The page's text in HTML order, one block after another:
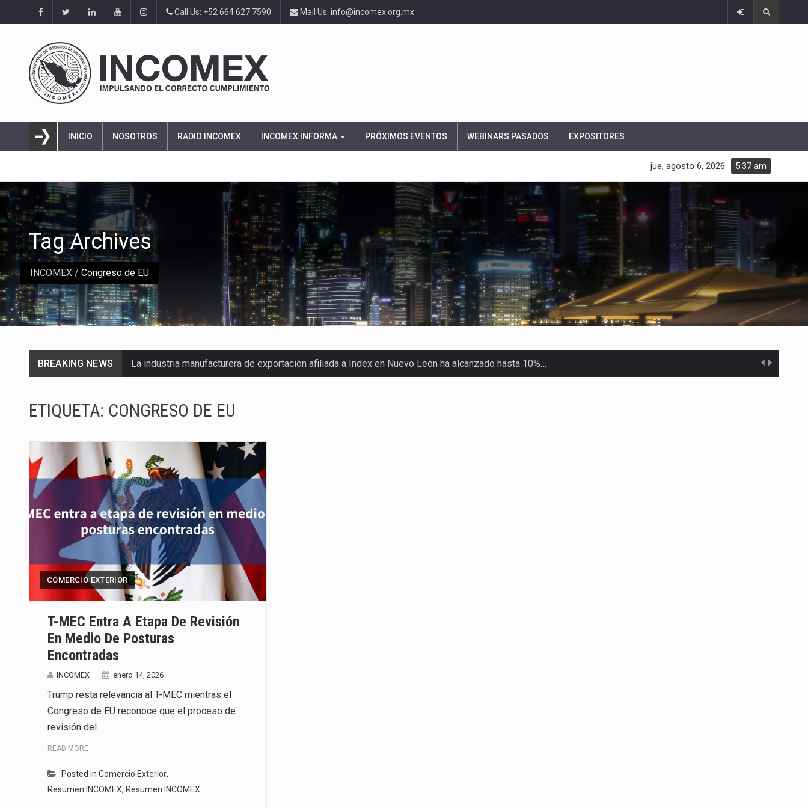
Call Us: +52 664 627 7590 Mail Us: info@incomex.org.mx
INICIO NOSOTROS RADIO INCOMEX INCOMEX INFORMA PRÓXIMOS EVENTOS WEBINARS PASADOS EXPOSITORES
5:37 am
jue, agosto 6, 2026
INCOMEX / Congreso de EU
Tag Archives
BREAKING NEWS La industria manufacturera de exportación afiliada a Index en Nuevo León ha alcanzado hasta 10%…
El superávit comercial de México con Estados Unidos alcanzó 102,581 millones de dólares (mdd) en…
El Tribunal Federal de Justicia Administrativa (TFJA), a través de su Segunda Sala Regional en…
El Gobierno de Estados Unidos ha procesado la devolución de aproximadamente 100,000 millones de dólares…
El mercado laboral mexicano muestra un proceso de precarización sin señales de mejora, según el…
La Cámara Minera de México (Camimex) proyecta una inversión total de 6,402.2 millones de dólares…
El secretario de Economía de México, Marcelo Ebrard Casaubon, sostuvo una reunión de trabajo con…
La reforma que reduce la jornada laboral a 40 horas semanales omitió precisar su aplicación…
ETIQUETA: CONGRESO DE EU
COMERCIO EXTERIOR
T-MEC Entra A Etapa De Revisión
En Medio De Posturas
Encontradas
INCOMEX enero 14, 2026
Trump resta relevancia al T-MEC mientras el
Congreso de EU reconoce que el proceso de
revisión del…
READ MORE
Posted in Comercio Exterior,
Resumen INCOMEX, Resumen INCOMEX